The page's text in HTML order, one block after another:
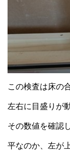
この検査は床の
左右に目盛りが
その数値を確認
平なのか、左が